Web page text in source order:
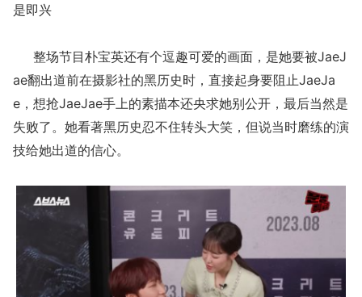
是即兴
整场节目朴宝英还有个逗趣可爱的画面，是她要被JaeJ
ae翻出道前在摄影社的黑历史时，直接起身要阻止JaeJa
e，想抢JaeJae手上的素描本还央求她别公开，最后当然是
失败了。她看著黑历史忍不住转头大笑，但说当时磨练的演
技给她出道的信心。